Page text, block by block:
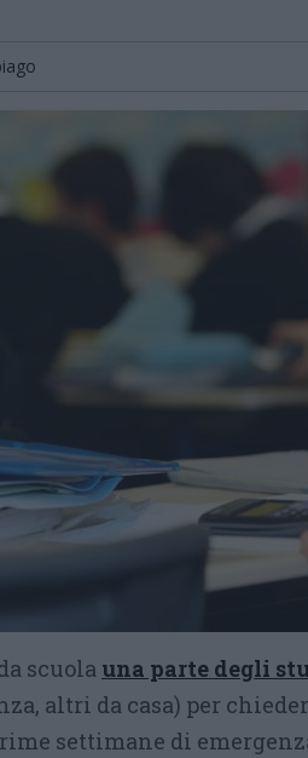
scuola una parte degli
altri da casa) per
settimane di